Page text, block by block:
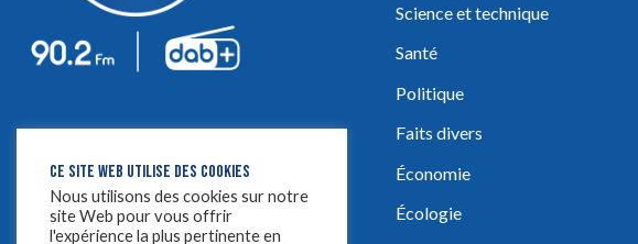
Science et technique
Santé
Politique
Faits divers
Économie
Écologie
CE SITE WEB UTILISE DES COOKIES
Nous utilisons des cookies sur notre
site Web pour vous offrir
l'expérience la plus pertinente en